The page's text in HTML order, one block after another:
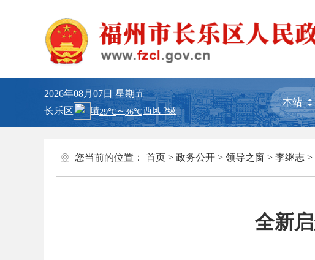
2026年08月07日 星期五
长乐区
您当前的位置： 首页 > 政务公开 > 领导之窗 > 李继志 >
全新